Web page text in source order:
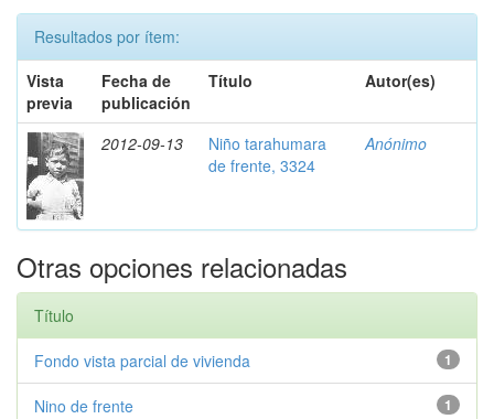
Resultados por ítem:
Vista
previa
Fecha de
publicación
Título Autor(es)
2012-09-13
Niño tarahumara
de frente, 3324
Anónimo
Otras opciones relacionadas
Título
1
Fondo vista parcial de vivienda
1
Nino de frente